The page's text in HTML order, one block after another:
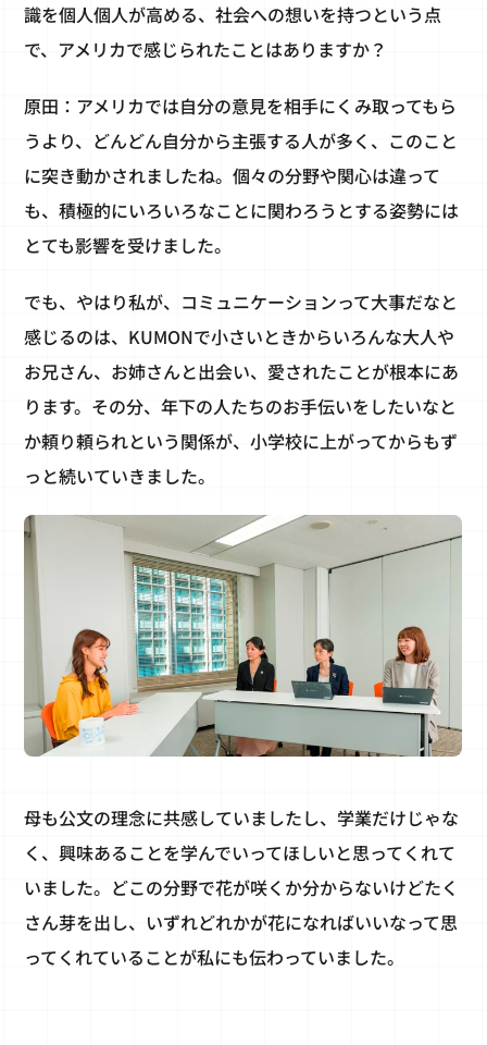
識を個人個人が高める、社会への想いを持つという点
で、アメリカで感じられたことはありますか？
原田：アメリカでは自分の意見を相手にくみ取ってもら
うより、どんどん自分から主張する人が多く、このこと
に突き動かされましたね。個々の分野や関心は違って
も、積極的にいろいろなことに関わろうとする姿勢には
とても影響を受けました。
でも、やはり私が、コミュニケーションって大事だなと
感じるのは、KUMONで小さいときからいろんな大人や
お兄さん、お姉さんと出会い、愛されたことが根本にあ
ります。その分、年下の人たちのお手伝いをしたいなと
か頼り頼られという関係が、小学校に上がってからもず
っと続いていきました。
母も公文の理念に共感していましたし、学業だけじゃな
く、興味あることを学んでいってほしいと思ってくれて
いました。どこの分野で花が咲くか分からないけどたく
さん芽を出し、いずれどれかが花になればいいなって思
ってくれていることが私にも伝わっていました。